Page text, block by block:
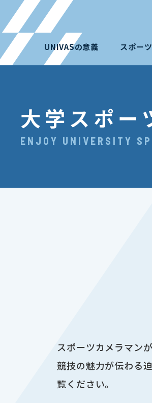
UNIVASの意義 スポー
大学スポー
ENJOY UNIVERSITY
スポーツカメラマン
競技の魅力が伝わる
覧ください。